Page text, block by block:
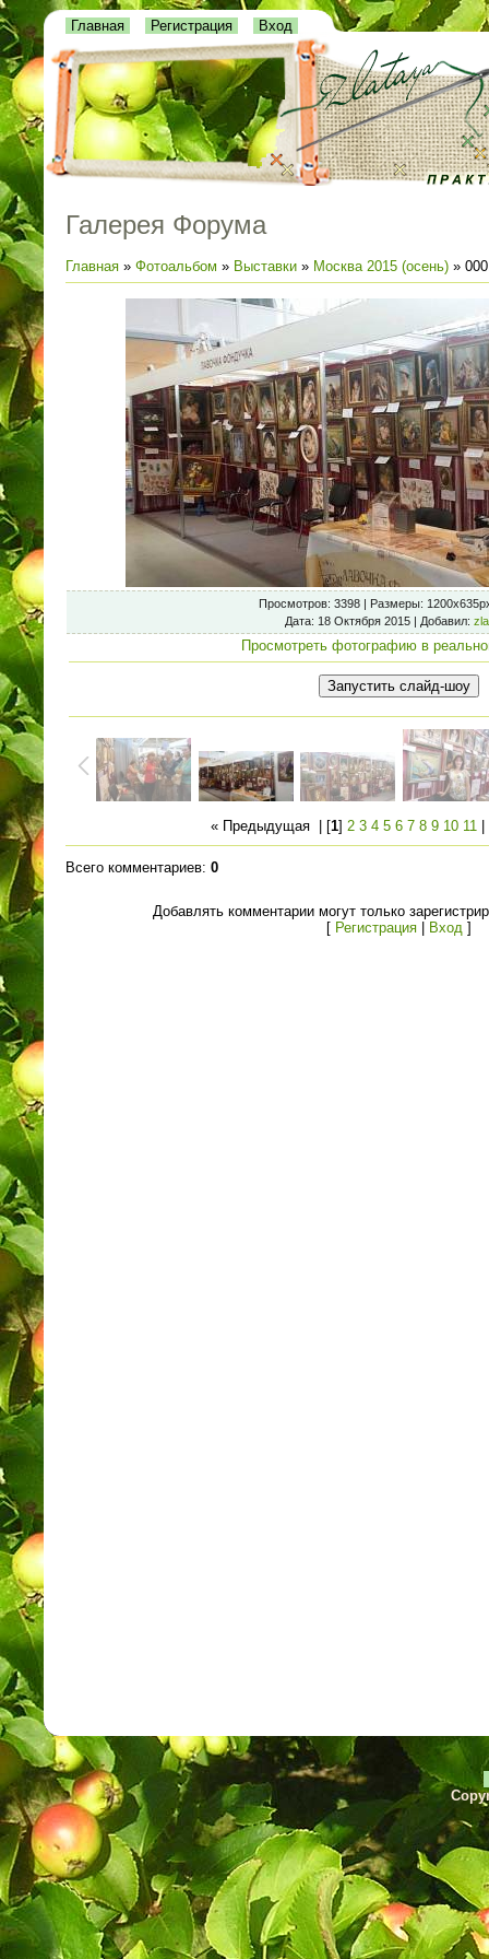
Главная Регистрация Вход
Галерея Форума
Главная » Фотоальбом » Выставки » Москва 2015 (осень) »
Просмотров: 3398 | Размеры:
Дата: 18 Октября 2015 | Добавил:
Просмотреть фотографию в
« Предыдущая | [1] 2 3 4 5 6 7 8 9 10 11
Всего комментариев: 0
Добавлять комментарии могут только
[ Регистрация| Вход ]